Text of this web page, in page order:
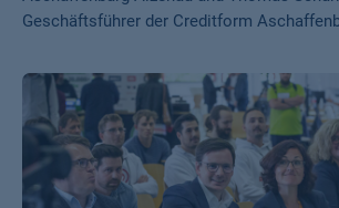
Geschäftsführer der Creditform